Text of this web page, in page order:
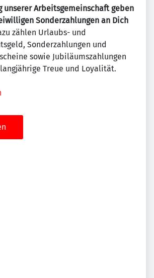
unserer Arbeitsgemeinschaft geben
Sonderzahlungen an Dich
zählen Urlaubs- und
Sonderzahlungen und
sowie Jubiläumszahlungen
Treue und Loyalität.